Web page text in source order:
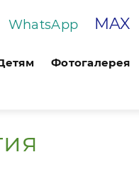
WhatsApp MAX
Фотогалерея